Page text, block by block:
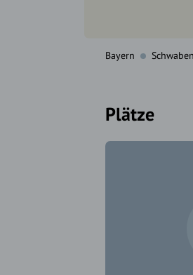
Bayern Schwaben
Plätze